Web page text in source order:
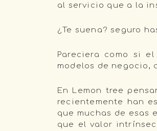
al servicio que a la
¿Te suena? seguro
Pareciera como si
modelos de negocio,
En Lemon tree
recientemente han
que muchas de esas
que el valor